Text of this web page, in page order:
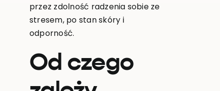
przez zdolność radzenia sobie ze
stresem, po stan skóry i
odporność.
Od czego